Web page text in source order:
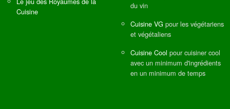
Cuisine
du vin
Cuisine VG pour les végétariens
et végétaliens
Cuisine Cool pour cuisiner cool
avec un minimum d'ingrédients
en un minimum de temps